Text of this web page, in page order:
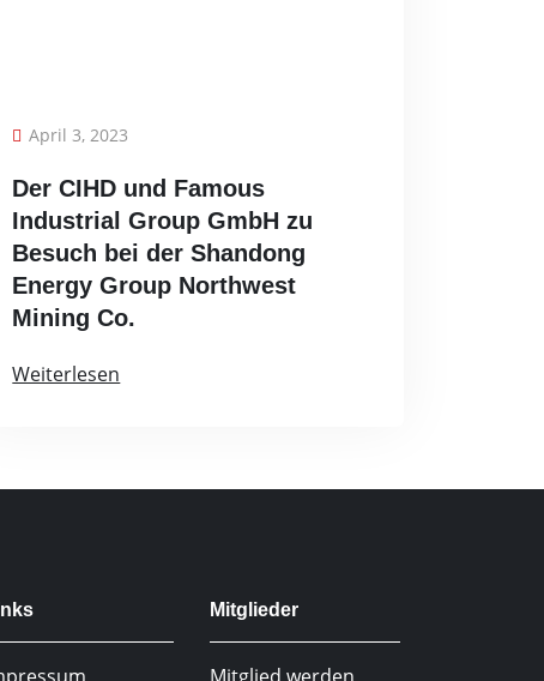
April 3, 2023
Der CIHD und Famous
Industrial Group GmbH zu
Besuch bei der Shandong
Energy Group Northwest
Mining Co.
Weiterlesen
Mitglieder